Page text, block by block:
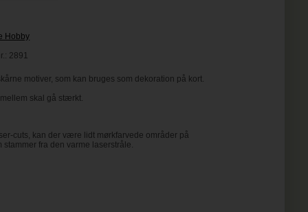
Hobby
2891
motiver, som kan bruges som dekoration på kort.
skal gå stærkt.
cuts, kan der være lidt mørkfarvede områder på
fra den varme laserstråle.